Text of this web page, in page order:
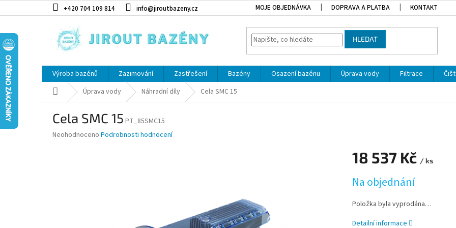
+420 704 109 814 info@jiroutbazeny.cz MOJE OBJEDNÁVKA DOPRAVA A PLATBA KONTAKT
HLEDAT
Výroba bazénů Zazimování Zastřešení Bazény Osazení bazénu Úprava vody Filtrace
Domů Úprava vody Náhradní díly Cela SMC 15
Cela SMC 15 PT_85SMC15
Průměrné hodnocení produktu je 0,0 z 5 hvězdiček.
Neohodnoceno Podrobnosti hodnocení
18 537 Kč / ks
Na objednání
Položka byla vyprodána…
Detailní informace